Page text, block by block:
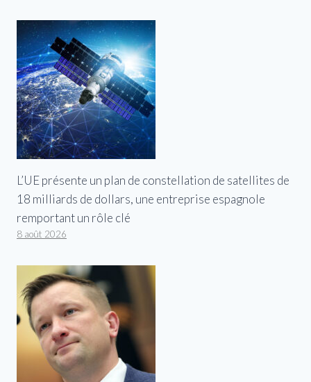
L’UE présente un plan de constellation de satellites de
18 milliards de dollars, une entreprise espagnole
remportant un rôle clé
8 août 2026